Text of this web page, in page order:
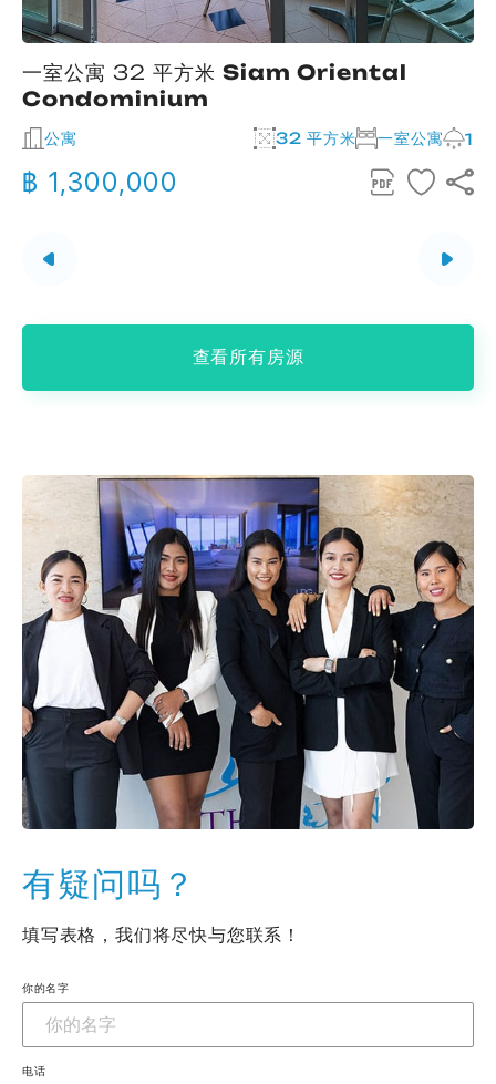
一室公寓 32 平方米 Siam Oriental
Condominium
公寓 32 平方米 一室公寓 1
฿ 1,300,000
查看所有房源
有疑问吗？
填写表格，我们将尽快与您联系！
你的名字
电话